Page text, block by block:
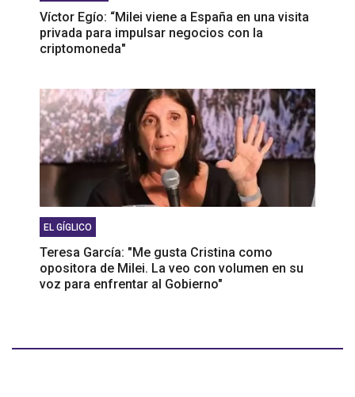
Víctor Egío: “Milei viene a España en una visita
privada para impulsar negocios con la
criptomoneda"
EL GÍGLICO
Teresa García: "Me gusta Cristina como
opositora de Milei. La veo con volumen en su
voz para enfrentar al Gobierno"